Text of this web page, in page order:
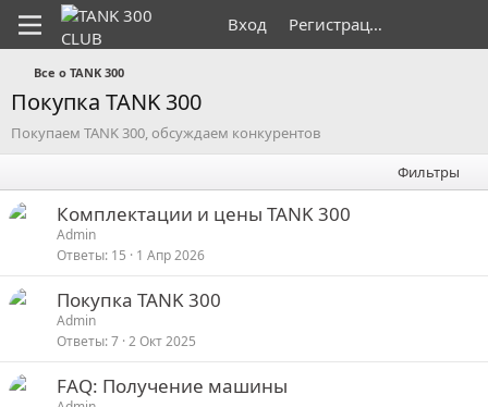
Вход Регистрация
Все о TANK 300
Покупка TANK 300
Покупаем TANK 300, обсуждаем конкурентов
Фильтры
Комплектации и цены TANK 300
Admin
Ответы 15 1 Апр 2026
Покупка TANK 300
Admin
Ответы 7 2 Окт 2025
FAQ: Получение машины